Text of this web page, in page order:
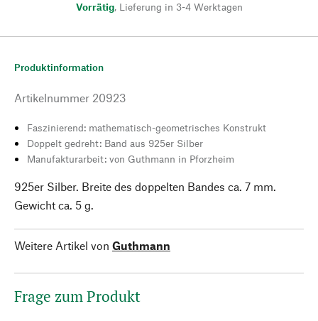
Vorrätig, Lieferung in 3-4 Werktagen
Produktinformation
Artikelnummer 20923
Faszinierend: mathematisch-geometrisches Konstrukt
Doppelt gedreht: Band aus 925er Silber
Manufakturarbeit: von Guthmann in Pforzheim
925er Silber. Breite des doppelten Bandes ca. 7 mm.
Gewicht ca. 5 g.
Weitere Artikel von Guthmann
Frage zum Produkt